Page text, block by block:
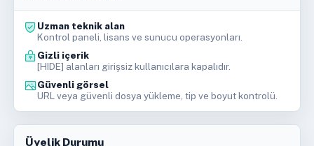
Uzman teknik alan
Kontrol paneli, lisans ve sunucu operasyonları.
Gizli içerik
[HIDE] alanları girişsiz kullanıcılara kapalıdır.
Güvenli görsel
URL veya güvenli dosya yükleme, tip ve boyut kontrolü.
Üyelik Durumu